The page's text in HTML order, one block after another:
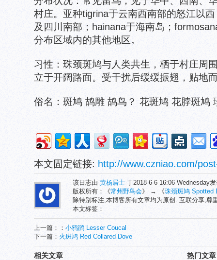
村庄。亚种tigrina于云南西南部的怒江以
及四川南部；hainana于海南岛；
分布区域内的其他地区。
习性：珠颈斑鸠与人类共生，栖于村庄周
立于开阔路面。受干扰后缓缓振翅，贴地
俗名：斑鸠 鸪雕 鸪鸟？ 花斑鸠 花脖斑鸠
本文固定链接: http://www.czniao.com/
该日志由 黄杨居士 于2018-6-6 16:06 Wednesday
版权所有：《常州野鸟会》 → 《珠颈斑鸠 Spotted
除特别标注,本博客所有文章均为原创. 互联分享,尊
本文标签：
上一篇：： 小鸦鹃 Lesser Coucal
下一篇： 火斑鸠 Red Collared Dove
热门文章
相关文章